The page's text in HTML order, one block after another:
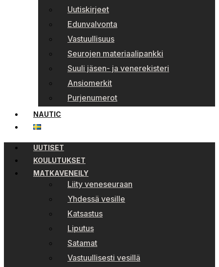
Uutiskirjeet
Edunvalvonta
Vastuullisuus
Seurojen materiaalipankki
Suuli jäsen- ja venerekisteri
Ansiomerkit
Purjenumerot
NAUTIC
UUTISET
KOULUTUKSET
MATKAVENEILY
Liity veneseuraan
Yhdessä vesille
Katsastus
Liputus
Satamat
Vastuullisesti vesillä